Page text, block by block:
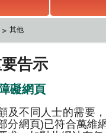
其他